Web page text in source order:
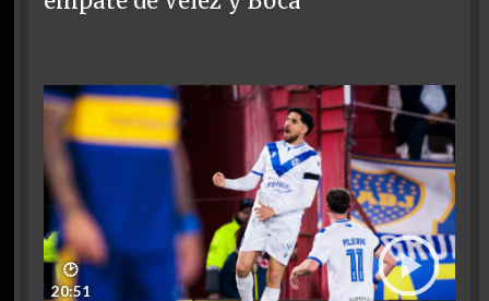
🕑
20:51